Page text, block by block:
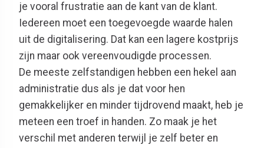
je vooral frustratie aan de kant van de klant.
Iedereen moet een toegevoegde waarde halen
uit de digitalisering. Dat kan een lagere kostprijs
zijn maar ook vereenvoudigde processen.
De meeste zelfstandigen hebben een hekel aan
administratie dus als je dat voor hen
gemakkelijker en minder tijdrovend maakt, heb je
meteen een troef in handen. Zo maak je het
verschil met anderen terwijl je zelf beter en